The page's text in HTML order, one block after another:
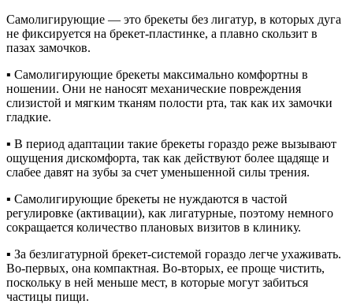
Самолигирующие — это брекеты без лигатур, в которых дуга
не фиксируется на брекет-пластинке, а плавно скользит в
пазах замочков.
▪︎ Самолигирующие брекеты максимально комфортны в
ношении. Они не наносят механические повреждения
слизистой и мягким тканям полости рта, так как их замочки
гладкие.
▪︎ В период адаптации такие брекеты гораздо реже вызывают
ощущения дискомфорта, так как действуют более щадяще и
слабее давят на зубы за счет уменьшенной силы трения.
▪︎ Самолигирующие брекеты не нуждаются в частой
регулировке (активации), как лигатурные, поэтому немного
сокращается количество плановых визитов в клинику.
▪︎ За безлигатурной брекет-системой гораздо легче ухаживать.
Во-первых, она компактная. Во-вторых, ее проще чистить,
поскольку в ней меньше мест, в которые могут забиться
частицы пищи.